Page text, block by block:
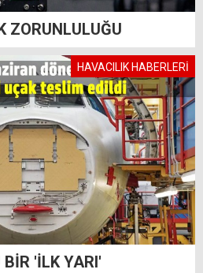
ZORUNLULUĞU
HAVACILIK HABERLERİ
'İLK YARI'